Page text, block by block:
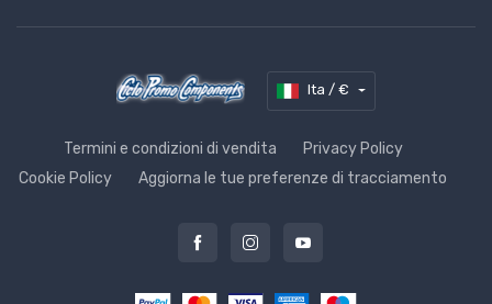
Ita / €
Termini e condizioni di vendita
Privacy Policy
Cookie Policy
Aggiorna le tue preferenze di tracciamento